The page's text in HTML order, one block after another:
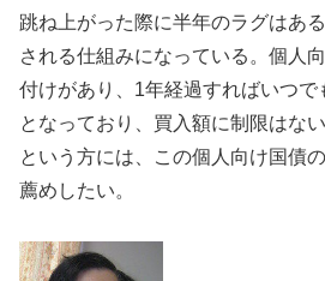
跳ね上がった際に半年のラグはあ
される仕組みになっている。個人
付けがあり、1年経過すればいつで
となっており、買入額に制限はな
という方には、この個人向け国債
薦めしたい。